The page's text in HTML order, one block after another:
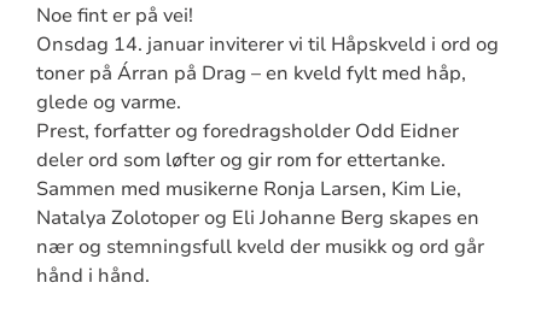
Noe fint er på vei!
Onsdag 14. januar inviterer vi til Håpskveld i ord og
toner på Árran på Drag – en kveld fylt med håp,
glede og varme.
Prest, forfatter og foredragsholder Odd Eidner
deler ord som løfter og gir rom for ettertanke.
Sammen med musikerne Ronja Larsen, Kim Lie,
Natalya Zolotoper og Eli Johanne Berg skapes en
nær og stemningsfull kveld der musikk og ord går
hånd i hånd.